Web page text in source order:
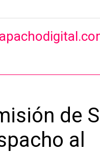
de
al